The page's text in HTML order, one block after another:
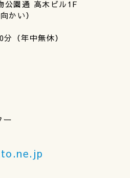
公園通 高木ビル1F
かい）
（年中無休）